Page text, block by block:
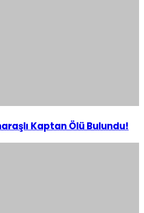
Kaptan Ölü Bulundu!